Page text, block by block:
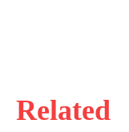
Related